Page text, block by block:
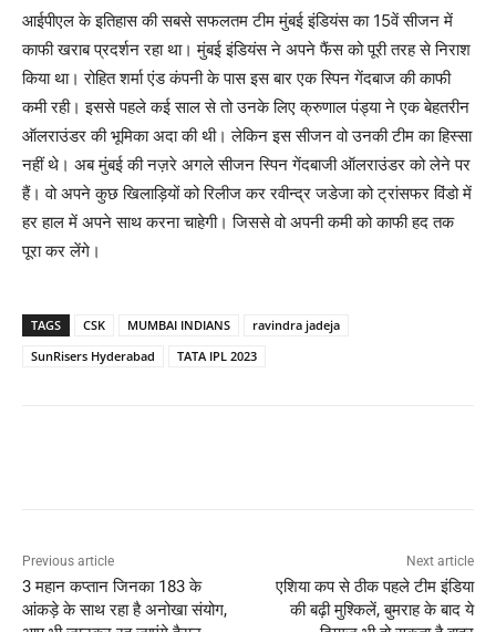
आईपीएल के इतिहास की सबसे सफलतम टीम मुंबई इंडियंस का 15वें सीजन में
काफी खराब प्रदर्शन रहा था। मुंबई इंडियंस ने अपने फैंस को पूरी तरह से निराश
किया था। रोहित शर्मा एंड कंपनी के पास इस बार एक स्पिन गेंदबाज की काफी
कमी रही। इससे पहले कई साल से तो उनके लिए क्रुणाल पंड्या ने एक बेहतरीन
ऑलराउंडर की भूमिका अदा की थी। लेकिन इस सीजन वो उनकी टीम का हिस्सा
नहीं थे। अब मुंबई की नज़रे अगले सीजन स्पिन गेंदबाजी ऑलराउंडर को लेने पर
हैं। वो अपने कुछ खिलाड़ियों को रिलीज कर रवीन्द्र जडेजा को ट्रांसफर विंडो में
हर हाल में अपने साथ करना चाहेगी। जिससे वो अपनी कमी को काफी हद तक
पूरा कर लेंगे।
TAGS CSK MUMBAI INDIANS
ravindra jadeja
SunRisers Hyderabad
TATA IPL 2023
Previous article
3 महान कप्तान जिनका 183 के
आंकड़े के साथ रहा है अनोखा संयोग,
Next article
एशिया कप से ठीक पहले टीम इंडिया
की बढ़ी मुश्किलें, बुमराह के बाद ये